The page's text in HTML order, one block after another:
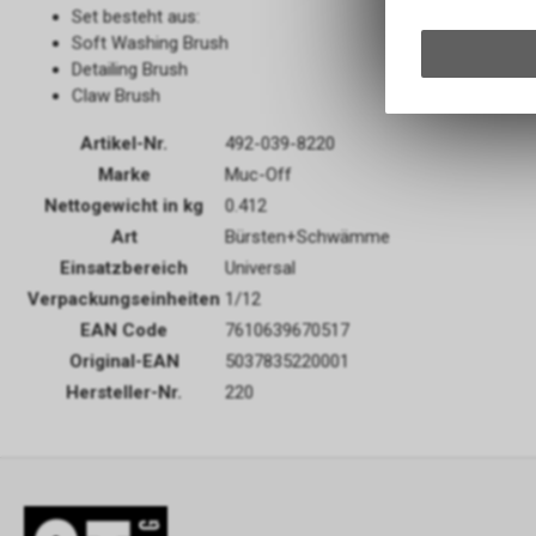
Set besteht aus:
Soft Washing Brush
Detailing Brush
Claw Brush
Artikel-Nr.
492-039-8220
Marke
Muc-Off
Nettogewicht in kg
0.412
Art
Bürsten+Schwämme
Einsatzbereich
Universal
Verpackungseinheiten 1/12
EAN Code
7610639670517
Original-EAN
5037835220001
Hersteller-Nr.
220